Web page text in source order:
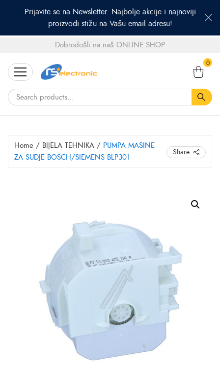
Prijavite se na Newsletter. Najbolje akcije i najnoviji
proizvodi stižu na Vašu email adresu!
Dobrodošli na naš ONLINE SHOP
for:
0
Home / BIJELA TEHNIKA / PUMPA MASINE
ZA SUDJE BOSCH/SIEMENS BLP301
Share